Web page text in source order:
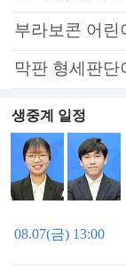
부라보콘 어린
막판 형세판
생중계 일정
08.07(금) 13:00